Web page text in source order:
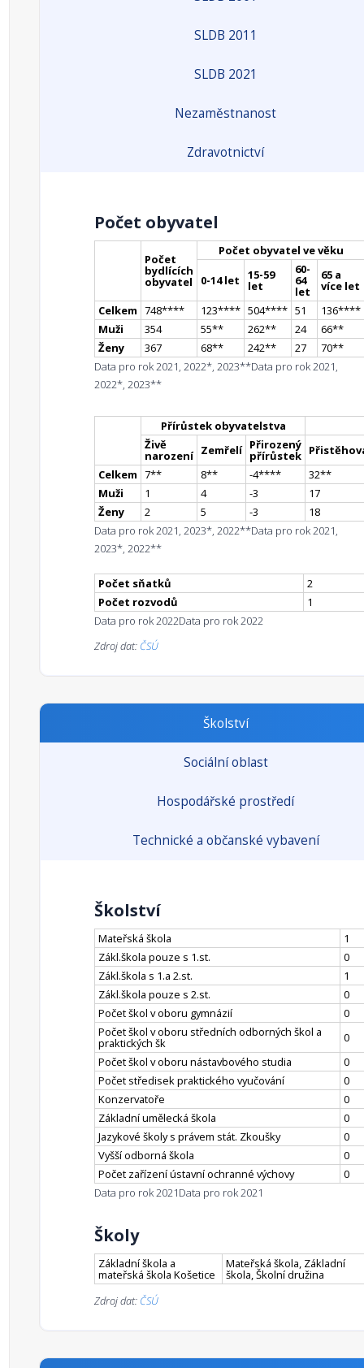
SLDB 2011
SLDB 2021
Nezaměstnanost
Zdravotnictví
Počet obyvatel
Počet
bydlících
obyvatel
Počet obyvatel ve věku
0-14 let 15-59
let
60-
64
let
65 a
více let
Celkem 748**** 123**** 504**** 51 136****
Muži
354 55** 262** 24 66**
Ženy
367 68** 242** 27 70**
Data pro rok 2021, 2022*, 2023**Data pro rok 2021,
2022*, 2023**
Přírůstek obyvatelstva
Živě
narození Zemřelí Přirozený
přírůstek
Celkem 7** 8** -4**** 32**
Muži
1 4 -3
17
Ženy
2 5 -3
18
Data pro rok 2021, 2023*, 2022**Data pro rok 2021,
2023*, 2022**
Počet sňatků
2
Počet rozvodů
1
Data pro rok 2022Data pro rok 2022
Zdroj dat: ČSÚ
Školství
Sociální oblast
Hospodářské prostředí
Technické a občanské vybavení
Školství
Mateřská škola
1
Zákl.škola pouze s 1.st.
0
Zákl.škola s 1.a 2.st.
1
Zákl.škola pouze s 2.st.
0
Počet škol v oboru gymnázií
0
Počet škol v oboru středních odborných škol a
praktických šk
0
Počet škol v oboru nástavbového studia
0
Počet středisek praktického vyučování
0
Konzervatoře
0
Základní umělecká škola
0
Jazykové školy s právem stát. Zkoušky
0
Vyšší odborná škola
0
Počet zařízení ústavní ochranné výchovy
0
Data pro rok 2021Data pro rok 2021
Školy
Základní škola a
mateřská škola Košetice
Mateřská škola, Základní
škola, Školní družina
Zdroj dat: ČSÚ